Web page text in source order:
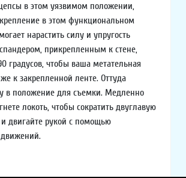
в этом уязвимом положении,
в этом функциональном
нарастить силу и упругость
прикрепленным к стене,
градусов, чтобы ваша метательная
к закрепленной ленте. Оттуда
в положение для съемки. Медленно
локоть, чтобы сократить двуглавую
двигайте рукой с помощью